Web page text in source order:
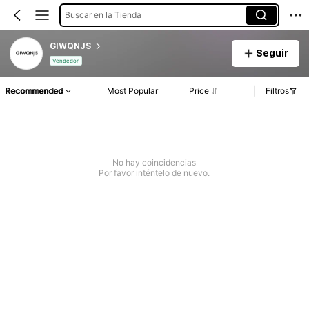
Buscar en la Tienda
GIWQNJS
Vendedor
Seguir
Recommended Most Popular Price Filtros
No hay coincidencias
Por favor inténtelo de nuevo.